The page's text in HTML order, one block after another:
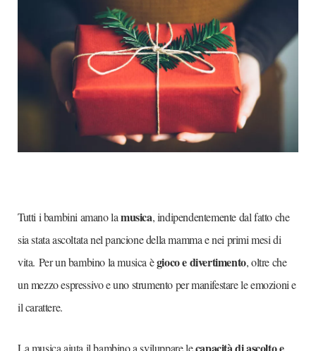
Tutti i bambini amano lamusica, indipendentemente dal fatto che
sia stata ascoltata nel pancione della mamma e nei primi mesi di
vita. Per un bambino la musica ègioco e divertimento, oltre che
un mezzo espressivo e uno strumento per manifestare le emozioni e
il carattere.
La musica aiuta il bambino a sviluppare le